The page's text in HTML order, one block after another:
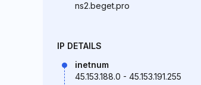
ns2.beget.pro
IP DETAILS
inetnum
45.153.188.0 - 45.153.191.255